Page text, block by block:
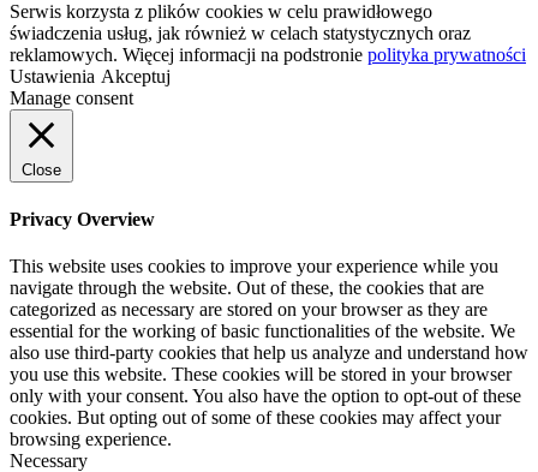
Serwis korzysta z plików cookies w celu prawidłowego
świadczenia usług, jak również w celach statystycznych oraz
reklamowych. Więcej informacji na podstronie polityka prywatności
Ustawienia Akceptuj
Manage consent
Close
Privacy Overview
This website uses cookies to improve your experience while you
navigate through the website. Out of these, the cookies that are
categorized as necessary are stored on your browser as they are
essential for the working of basic functionalities of the website. We
also use third-party cookies that help us analyze and understand how
you use this website. These cookies will be stored in your browser
only with your consent. You also have the option to opt-out of these
cookies. But opting out of some of these cookies may affect your
browsing experience.
Necessary